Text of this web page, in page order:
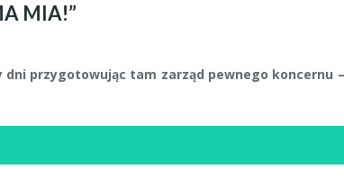
MIA!”
dni przygotowując tam zarząd pewnego koncernu